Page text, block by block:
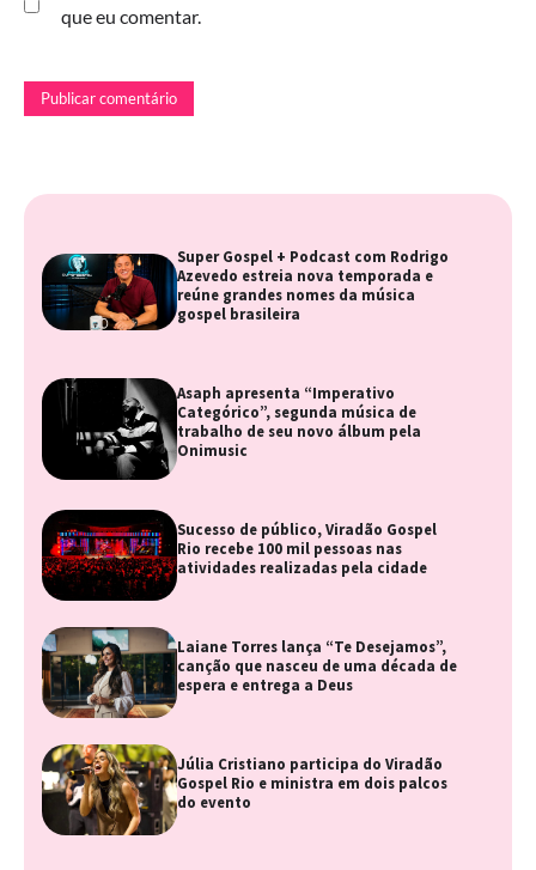
que eu comentar.
Super Gospel + Podcast com Rodrigo
Azevedo estreia nova temporada e
reúne grandes nomes da música
gospel brasileira
Asaph apresenta “Imperativo
Categórico”, segunda música de
trabalho de seu novo álbum pela
Onimusic
Sucesso de público, Viradão Gospel
Rio recebe 100 mil pessoas nas
atividades realizadas pela cidade
Laiane Torres lança “Te Desejamos”,
canção que nasceu de uma década de
espera e entrega a Deus
Júlia Cristiano participa do Viradão
Gospel Rio e ministra em dois palcos
do evento